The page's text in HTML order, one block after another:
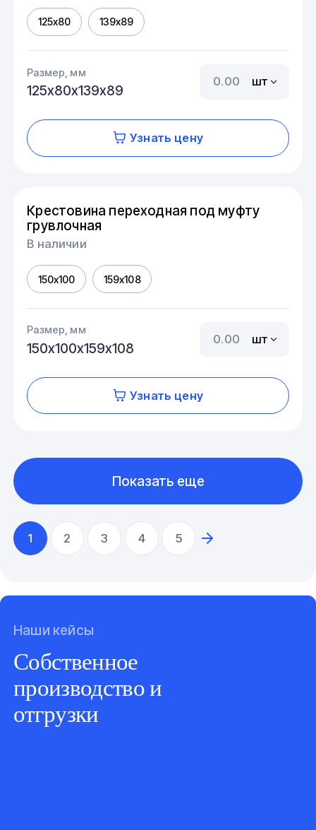
125х80 139х89
Размер, мм
125х80х139х89
шт
Узнать цену
Крестовина переходная под муфту
грувлочная
В наличии
150х100 159х108
Размер, мм
150х100х159х108
шт
Узнать цену
1 2 3 4 5
Показать еще
Наши кейсы
Собственное
производство и
отгрузки